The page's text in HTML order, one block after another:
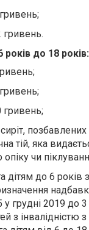
гривень.
років до 18 років:
гривень;
позбавлених
тій, яка
чи
дітям до 6 років
грудні 2019 до
з інвалідністю